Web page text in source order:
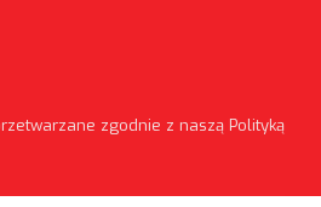
zgodnie z naszą Polityką